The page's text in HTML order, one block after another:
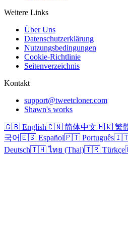
Weitere Links
Über Uns
Datenschutzerklärung
Nutzungsbedingungen
Cookie-Richtlinie
Seitenverzeichnis
Kontakt
support@tweetcloner.com
Shawn's works
🇬🇧 English🇨🇳 简体中文🇭🇰 繁
국어🇪🇸 Español🇵🇹 Português🇮🇹
Deutsch🇹🇭 ไทย (Thai)🇹🇷 Türkçe